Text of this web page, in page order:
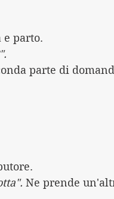
e parto.
parte di
Ne prende